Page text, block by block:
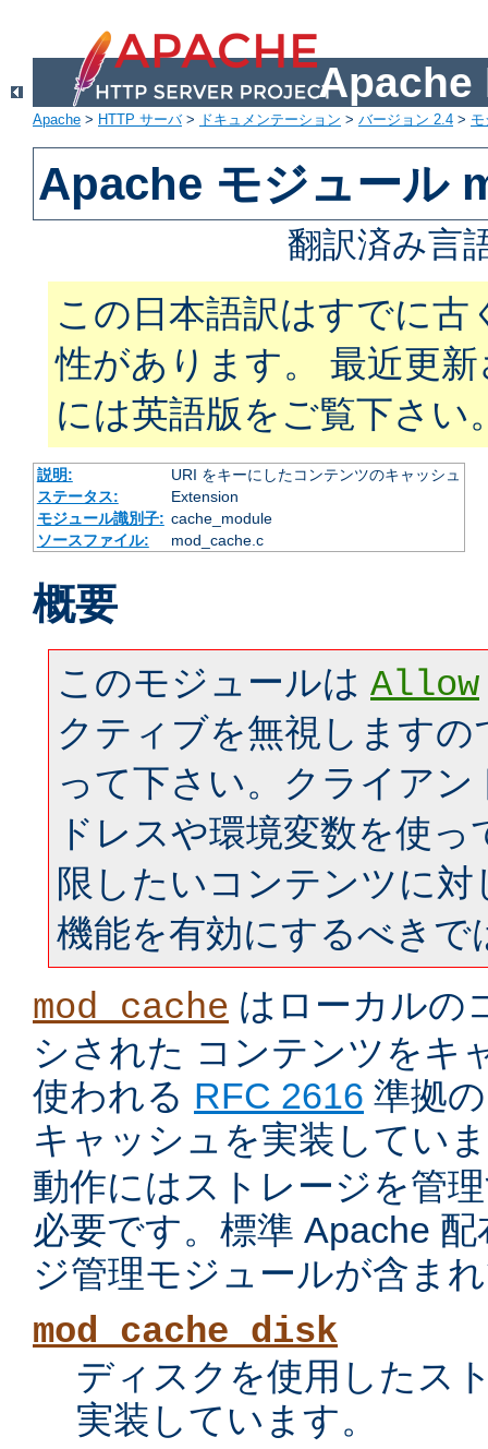
Apache
Apache > HTTP サーバ> ドキュメンテーション > バージョン 2.4 >
Apache モジュール
翻訳済み言
この日本語訳はすでに古
性があります。 最近更
には英語版をご覧下さい
説明:
URI をキーにしたコンテンツのキャッシュ
ステータス:
Extension
モジュール識別子: cache_module
ソースファイル:
mod_cache.c
概要
このモジュールは Allow
クティブを無視しますの
って下さい。クライア
ドレスや環境変数を使
限したいコンテンツに
機能を有効にするべきで
mod_cache はローカルの
シされた コンテンツをキ
使われる RFC 2616 準拠
キャッシュを実装してい
動作にはストレージを管
必要です。標準 Apache
ジ管理モジュールが含ま
mod_cache_disk
ディスクを使用したス
実装しています。